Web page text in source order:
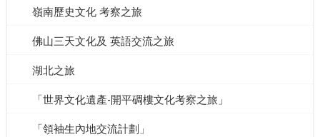
嶺南歷史文化 考察之旅
佛山三天文化及 英語交流之旅
湖北之旅
「世界文化遺產-開平碉樓文化考察之旅」
「領袖生內地交流計劃」